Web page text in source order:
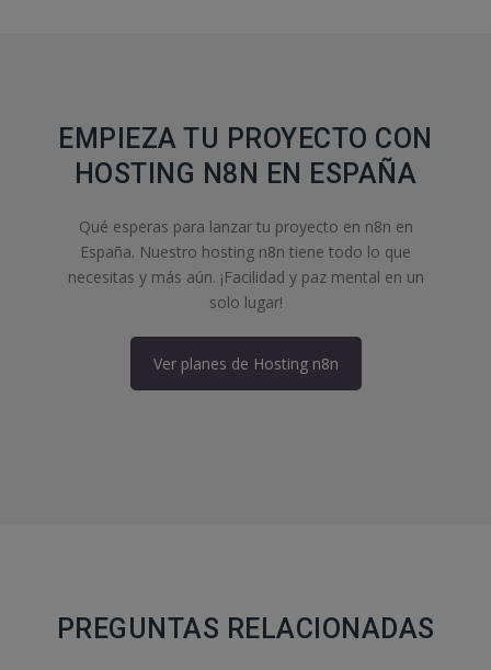
EMPIEZA TU PROYECTO CON
HOSTING N8N EN ESPAÑA
Qué esperas para lanzar tu proyecto en n8n en
España. Nuestro hosting n8n tiene todo lo que
necesitas y más aún. ¡Facilidad y paz mental en un
solo lugar!
Ver planes de Hosting n8n
PREGUNTAS RELACIONADAS